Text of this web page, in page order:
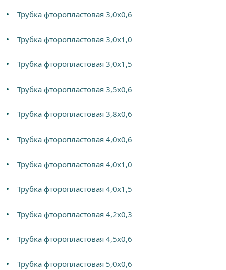
Трубка фторопластовая 3,0х0,6
Трубка фторопластовая 3,0х1,0
Трубка фторопластовая 3,0х1,5
Трубка фторопластовая 3,5х0,6
Трубка фторопластовая 3,8х0,6
Трубка фторопластовая 4,0х0,6
Трубка фторопластовая 4,0х1,0
Трубка фторопластовая 4,0х1,5
Трубка фторопластовая 4,2х0,3
Трубка фторопластовая 4,5х0,6
Трубка фторопластовая 5,0х0,6